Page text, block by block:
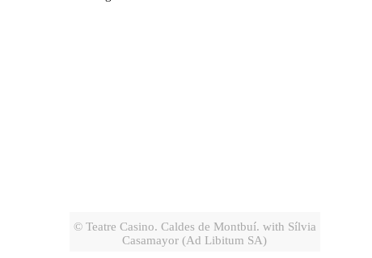
© Teatre Casino. Caldes de Montbuí. with Sílvia
Casamayor (Ad Libitum SA)